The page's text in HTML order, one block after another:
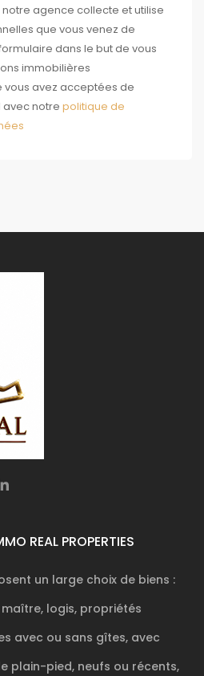
agence collecte et utilise
que vous venez de
dans le but de vous
immobilières
vous avez acceptées de
notre politique de
REAL PROPERTIES
un large choix de biens :
logis, propriétés
avec ou sans gîtes, avec
plain-pied, neufs ou récents,